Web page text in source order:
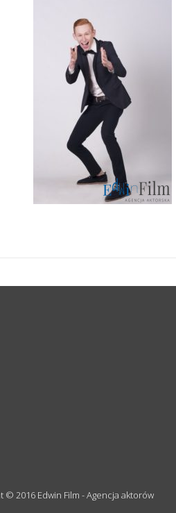
© 2016 Edwin Film - Agencja aktorów